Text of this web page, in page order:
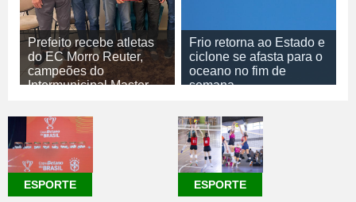
Prefeito recebe atletas
do EC Morro Reuter,
campeões do
Intermunicipal Master
07/08/2026
ESPORTE
Frio retorna ao Estado e
ciclone se afasta para o
oceano no fim de
semana
ESPORTE ESPORTE